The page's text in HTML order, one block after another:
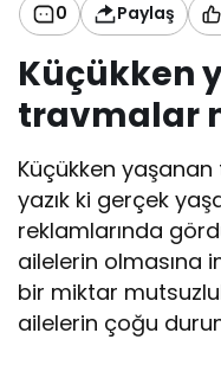
0 Paylaş
Küçükken
travmalar
Küçükken
yazık ki gerçek
reklamlarında
ailelerin olmasına
bir miktar
ailelerin çoğu